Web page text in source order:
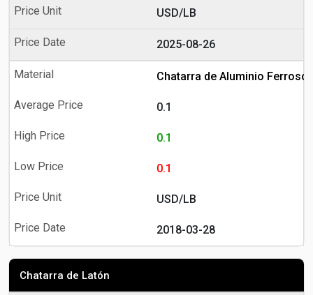
USD/LB
2025-08-26
Chatarra de Aluminio Ferroso
0.1
0.1
0.1
USD/LB
2018-03-28
Chatarra de Latón